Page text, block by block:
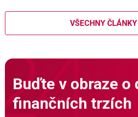
VŠECHNY ČLÁNKY
Buďte v obraze o
finančních trzích